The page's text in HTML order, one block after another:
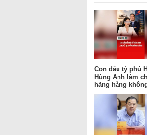
Con dâu tỷ phú
Hùng Anh làm
hãng hàng không